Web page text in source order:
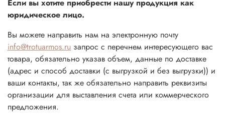
Если вы хотите приобрести нашу продукция как
юридическое лицо.
Вы можете направить нам на электронную почту
info@trotuarmos.ru запрос с перечнем интересующего вас
товара, обязательно указав объем, данные по доставке
(адрес и способ доставки (с выгрузкой и без выгрузки)) и
ваши контакты, так же обязательно направить реквизиты
организации для выставления счета или коммерческого
предложения.